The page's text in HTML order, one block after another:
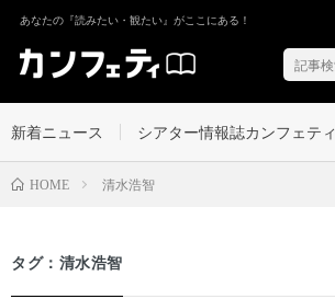
あなたの『読みたい・観たい』がここにある！
新着ニュース シアター情報誌カンフェティ
HOME 清水浩智
タグ：清水浩智